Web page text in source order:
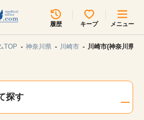
履歴 キープ メニュー
TOP 神奈川県 川崎市 川崎市(神奈川県)
探す
択してください
せていただきます。